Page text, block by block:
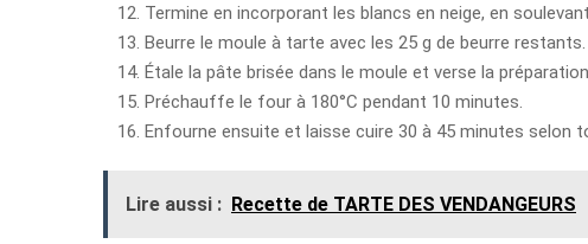
Termine en incorporant les blancs en neige, en
Beurre le moule à tarte avec les 25 g de beurre restants.
Étale la pâte brisée dans le moule et verse la
Préchauffe le four à 180°C pendant 10 minutes.
Enfourne ensuite et laisse cuire 30 à 45 minutes selon
Lire aussi : Recette de TARTE DES VENDANGEURS